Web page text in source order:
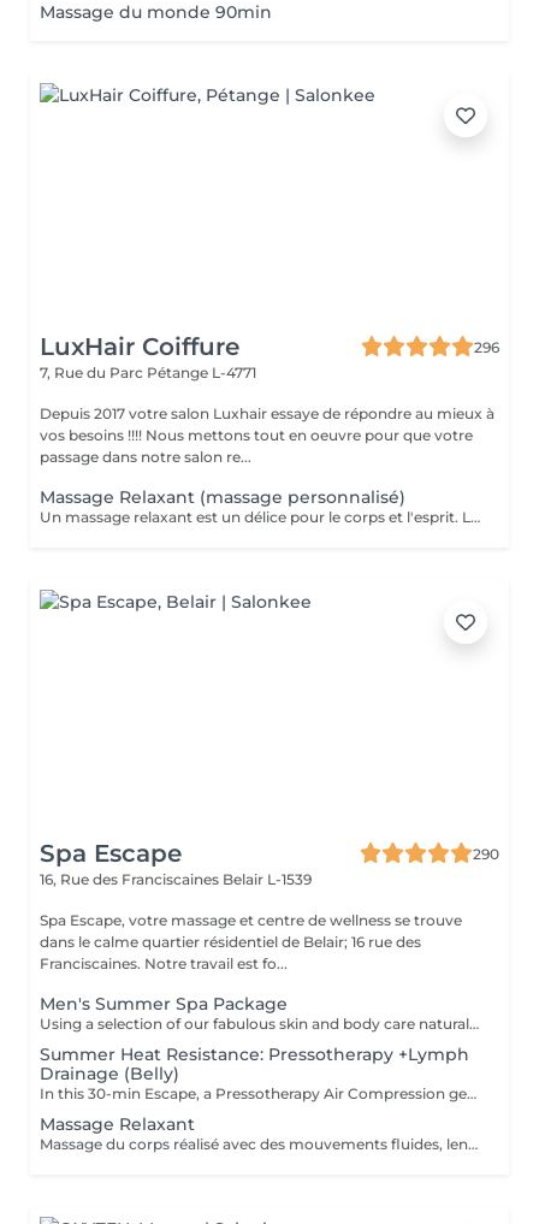
Massage du monde 90min
LuxHair Coiffure
296
7, Rue du Parc Pétange L-4771
Depuis 2017 votre salon Luxhair essaye de répondre au mieux à
vos besoins !!!! Nous mettons tout en oeuvre pour que votre
passage dans notre salon re...
Massage Relaxant (massage personnalisé)
Un massage relaxant est un délice pour le corps et l'esprit. Le massage est la méthode la plus ancienne pour se régénérer, un moyen simple de retrouver un état d'esprit serein en un instant. Pour être au top de votre forme au quotidien, il est important de vous réserver un peu de temps pour vous. Rechargez vos batteries et dites bye bye au stress !
Spa Escape
290
16, Rue des Franciscaines Belair L-1539
Spa Escape, votre massage et centre de wellness se trouve
dans le calme quartier résidentiel de Belair; 16 rue des
Franciscaines. Notre travail est fo...
Men's Summer Spa Package
Using a selection of our fabulous skin and body care natural and organic products, we provide you with a Kanzu foot bath and massage while you sip on a thyme and cucumber Sparkling Water concoction (optional). Then feel the tension and stress melt away from your face, neck, shoulders and scalp as you lay back and experience an upper body massage followed by an intoxicating, hot-towel face treatment ending with a calming hair and scalp massage.
Summer Heat Resistance: Pressotherapy +Lymph
Drainage (Belly)
In this 30-min Escape, a Pressotherapy Air Compression gently tightens & relaxes the legs to boosts lymphatic drainage and reduces water retention. We add a Lymphatic Drainage Belly Massage to soothe tension and/or toxins caught in the tummy area. Your legs, and feet feel lighter, your body feels less bloated. This offer is available on Tuesday to Thursday from 10 to 3pm.
Massage Relaxant
Massage du corps réalisé avec des mouvements fluides, lents et enveloppants qui avec une pression légère, vous offrira une détente profonde du corps et de l'esprit. Ce soin commence par un rafraîchissement stimulant des pieds pour favoriser la circulation sanguine et la relaxation. Pression légère à médium